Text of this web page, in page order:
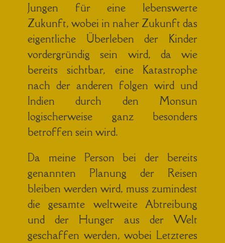
Jungen für eine lebenswerte
Zukunft, wobei in naher Zukunft das
eigentliche Überleben der Kinder
vordergründig sein wird, da wie
bereits sichtbar, eine Katastrophe
nach der anderen folgen wird und
Indien durch den Monsun
logischerweise ganz besonders
betroffen sein wird.
Da meine Person bei der bereits
genannten Planung der Reisen
bleiben werden wird, muss zumindest
die gesamte weltweite Abtreibung
und der Hunger aus der Welt
geschaffen werden, wobei Letzteres